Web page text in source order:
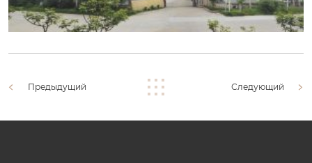
Предыдущий Следующий